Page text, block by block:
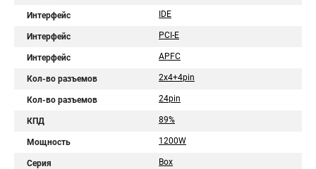
Интерфейс IDE
Интерфейс PCI-E
Интерфейс APFC
Кол-во разъемов 2x4+4pin
Кол-во разъемов 24pin
КПД 89%
Мощность 1200W
Серия Box